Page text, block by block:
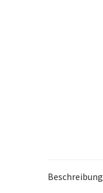
Beschreibung